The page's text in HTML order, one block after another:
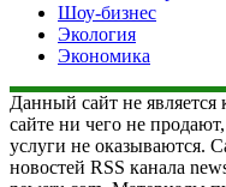
Шоу-бизнес
Экология
Экономика
Данный сайт не
сайте ни чего не
услуги не оказываются.
новостей RSS канала